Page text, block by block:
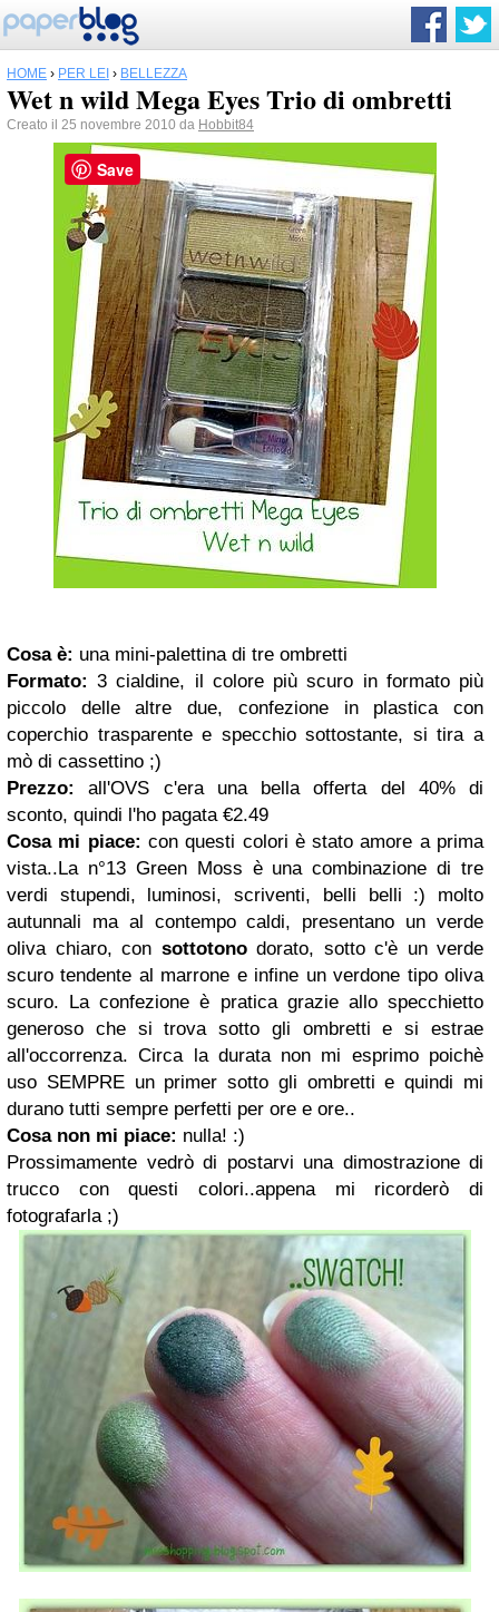
HOME › PER LEI › BELLEZZA
Wet n wild Mega Eyes Trio di ombretti
Creato il 25 novembre 2010 da Hobbit84
Cosa è: una mini-palettina di tre ombretti
Formato: 3 cialdine, il colore più scuro in formato più
piccolo delle altre due, confezione in plastica con
coperchio trasparente e specchio sottostante, si tira a
mò di cassettino ;)
Prezzo:
all'OVS c'era una bella offerta del 40% di
sconto, quindi l'ho pagata €2.49
Cosa mi piace: con questi colori è stato amore a prima
vista..La n°13 Green Moss è una combinazione di tre
verdi stupendi, luminosi, scriventi, belli belli :) molto
autunnali ma al contempo caldi, presentano un verde
oliva chiaro, con sottotonodorato, sotto c'è un verde
scuro tendente al marrone e infine un verdone tipo oliva
scuro. La confezione è pratica grazie allo specchietto
generoso che si trova sotto gli ombretti e si estrae
all'occorrenza. Circa la durata non mi esprimo poichè
uso SEMPRE un primer sotto gli ombretti e quindi mi
durano tutti sempre perfetti per ore e ore..
Cosa non mi piace: nulla! :)
Prossimamente vedrò di postarvi una dimostrazione di
trucco con questi colori..appena mi ricorderò di
fotografarla ;)
Save